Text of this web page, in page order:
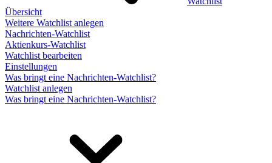
Übersicht
Weitere Watchlist anlegen
Nachrichten-Watchlist
Aktienkurs-Watchlist
Watchlist bearbeiten
Einstellungen
Was bringt eine Nachrichten-Watchlist?
Watchlist anlegen
Was bringt eine Nachrichten-Watchlist?